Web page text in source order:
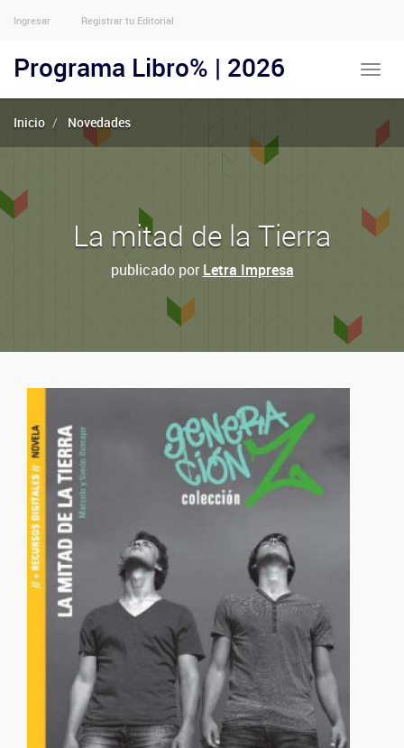
Menu
Usuarios
Anónimos
Ingresar Registrar tu Editorial
Toggle
Programa Libro% | 2026
Inicio Novedades
La mitad de la Tierra
publicado porLetra Impresa